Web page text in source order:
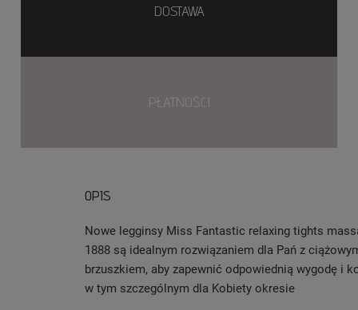
DOSTAWA
PŁATNOŚCI
OPIS
Nowe legginsy Miss Fantastic relaxing tights
1888 są idealnym rozwiązaniem dla Pań z
brzuszkiem, aby zapewnić odpowiednią wygodę i
w tym szczególnym dla Kobiety okresie